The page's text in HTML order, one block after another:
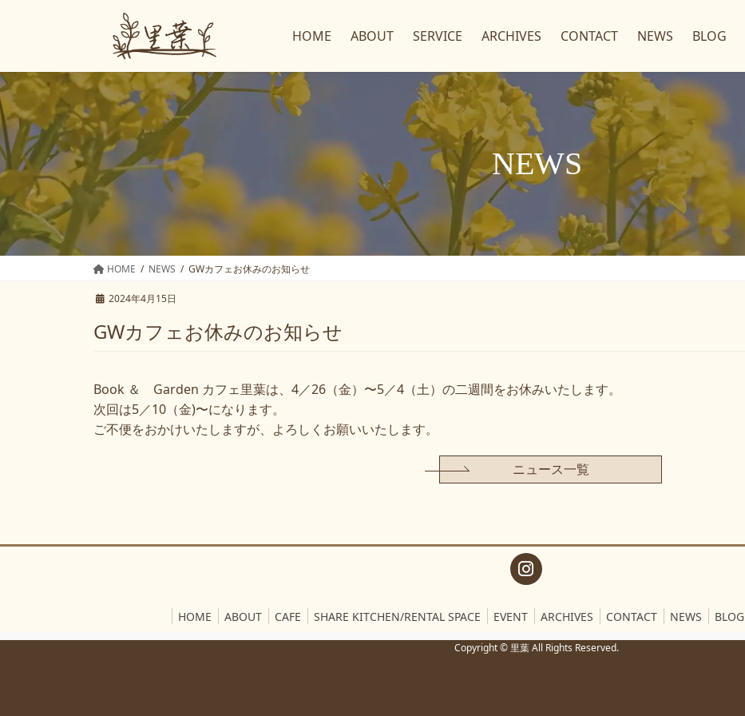
ン
ツ
へ
ス
キ
ッ
ー
シ
ョ
ン
に
移
HOME ABOUT SERVICE ARCHIVES CONTACT NEWS BLOG
NEWS
HOME NEWS GWカフェお休みのお知らせ
2024年4月15日
GWカフェお休みのお知らせ
Book ＆ Garden カフェ里葉は、4／26（金）〜5／4（土）の二週間をお休みいたします。
次回は5／10（金)〜になります。
ご不便をおかけいたしますが、よろしくお願いいたします。
ニュース一覧
HOME ABOUT CAFE SHARE KITCHEN/RENTAL SPACE EVENT ARCHIVES CONTACT NEWS BLOG
Copyright © 里葉 All Rights Reserved.